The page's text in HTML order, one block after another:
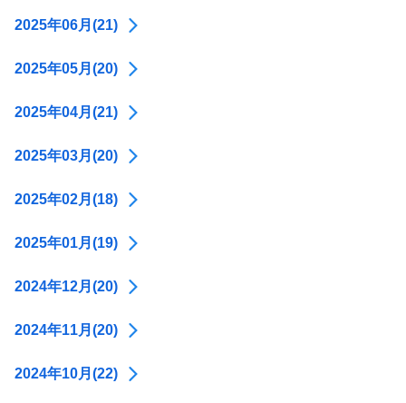
2025年06月(21)
2025年05月(20)
2025年04月(21)
2025年03月(20)
2025年02月(18)
2025年01月(19)
2024年12月(20)
2024年11月(20)
2024年10月(22)